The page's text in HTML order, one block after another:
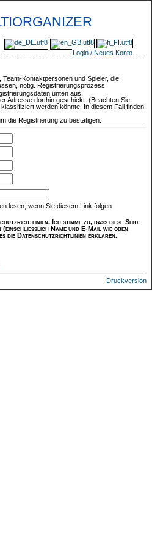
Login / Neues Konto
Kontaktpersonen und Spieler, die
nötig. Registrierungsprozess:
unten aus.
Adresse dorthin geschickt. (Beachten Sie,
werden könnte. In diesem Fall finden
die Registrierung zu bestätigen.
lesen, wenn Sie diesem Link folgen:
Ich stimme zu, dass diese Seite
(einschließlich Name und E-Mail wie oben
die Datenschutzrichtlinien erklären.
Druckversion